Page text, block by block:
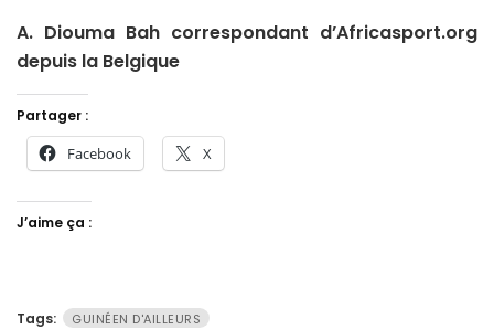
A. Diouma Bah correspondant d’Africasport.org
depuis la Belgique
Partager :
Facebook X
J’aime ça :
Tags: GUINÉEN D'AILLEURS